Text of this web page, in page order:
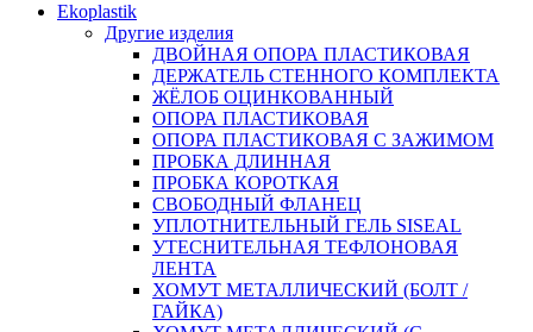
Ekoplastik
Другие изделия
ДВОЙНАЯ ОПОРА ПЛАСТИКОВАЯ
ДЕРЖАТЕЛЬ СТЕННОГО КОМПЛЕКТА
ЖЁЛОБ ОЦИНКОВАННЫЙ
ОПОРА ПЛАСТИКОВАЯ
ОПОРА ПЛАСТИКОВАЯ С ЗАЖИМОМ
ПРОБКА ДЛИННАЯ
ПРОБКА КОРОТКАЯ
СВОБОДНЫЙ ФЛАНЕЦ
УПЛОТНИТЕЛЬНЫЙ ГЕЛЬ SISEAL
УТЕСНИТЕЛЬНАЯ ТЕФЛОНОВАЯ
ЛЕНТА
ХОМУТ МЕТАЛЛИЧЕСКИЙ (БОЛТ /
ГАЙКА)